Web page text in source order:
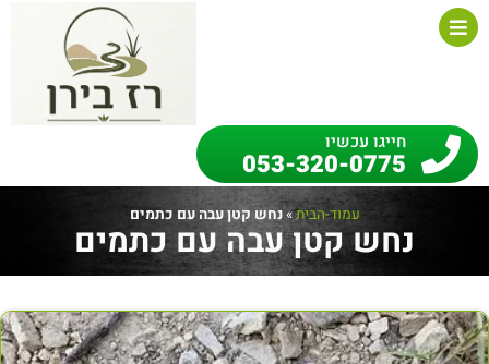
חייגו עכשיו
053-320-0775
עמוד-הבית»נחש קטן עבה עם כתמים
נחש קטן עבה עם כתמים